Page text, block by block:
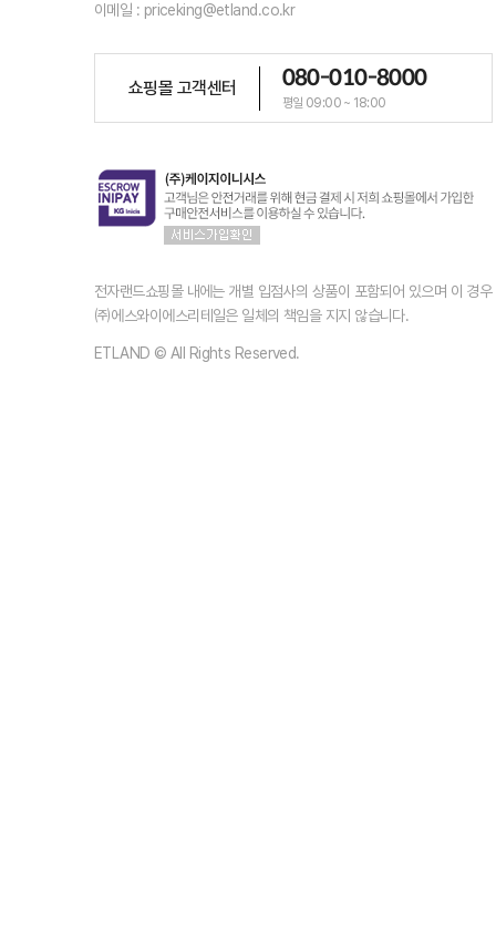
이메일 : priceking@etland.co.kr
쇼핑몰 고객센터 080-010-8000
평일 09:00 ~ 18:00
전자랜드쇼핑몰 내에는 개별 입점사의 상품이 포함되어 있으며 이 경
㈜에스와이에스리테일은 일체의 책임을 지지 않습니다.
ETLAND © All Rights Reserved.